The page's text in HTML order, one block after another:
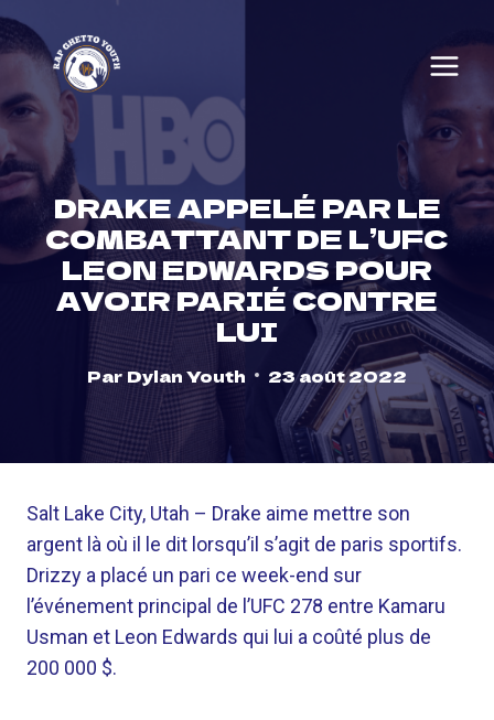
Skip
to
content
DRAKE APPELÉ PAR LE
COMBATTANT DE L’UFC
LEON EDWARDS POUR
AVOIR PARIÉ CONTRE
LUI
Par Dylan Youth 23 août 2022
Salt Lake City, Utah – Drake aime mettre son
argent là où il le dit lorsqu’il s’agit de paris sportifs.
Drizzy a placé un pari ce week-end sur
l’événement principal de l’UFC 278 entre Kamaru
Usman et Leon Edwards qui lui a coûté plus de
200 000 $.